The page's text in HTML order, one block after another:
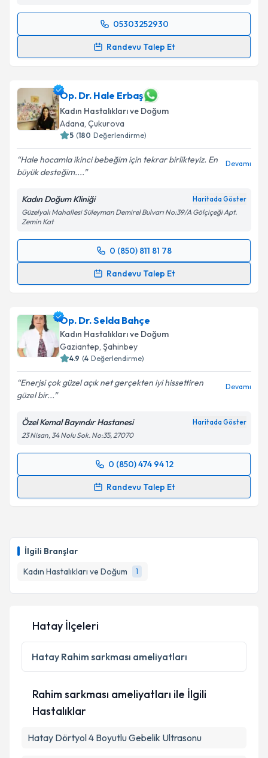
İlgili Branşlar
Kadın Hastalıkları ve Doğum
1
05303252930
Randevu Talep Et
Randevu Takvimi Talebi
için bir takvim hazırlandığında e-posta ile
bilgilendireceğiz.
E-posta Adresiniz
Metni'ni okudum ve kişisel verilerimin belirtilen
kapsamda işlenmesini kabul ediyorum.
Takvim Talebini Gönder
Op. Dr. Hale Erbaş
Kadın Hastalıkları ve Doğum
Adana, Çukurova
5 (180 Değerlendirme)
Hale hocamla ikinci bebeğim için tekrar birlikteyiz. En
büyük desteğim....
Devamı
Kadın Doğum Kliniği Haritada Göster
Güzelyalı Mahallesi Süleyman Demirel Bulvarı No:39/A Gölçiçeği Apt.
Zemin Kat
0 (850) 811 81 78
Randevu Talep Et
Randevu Takvimi Talebi
takvim hazırlandığında e-posta ile bilgilendireceğiz.
E-posta Adresiniz
kapsamda işlenmesini kabul ediyorum.
Takvim Talebini Gönder
Op. Dr. Selda Bahçe
Kadın Hastalıkları ve Doğum
Gaziantep, Şahinbey
4.9 (4 Değerlendirme)
Enerjsi çok güzel açık net gerçekten iyi hissettiren
güzel bir...
Devamı
Özel Kemal Bayındır Hastanesi Haritada Göster
23 Nisan, 34 Nolu Sok. No:35, 27070
0 (850) 474 94 12
Randevu Talep Et
Randevu Takvimi Talebi
E-posta Adresiniz
Kişisel verilerimin işlenmesine ilişkin
Metni'ni okudum ve kişisel verilerimin belirtilen
kapsamda işlenmesini kabul ediyorum.
Hatay İlçeleri
Hatay Rahim sarkması ameliyatları
Rahim sarkması ameliyatları ile İlgili
Hastalıklar
Hatay Dörtyol 4 Boyutlu Gebelik Ultrasonu